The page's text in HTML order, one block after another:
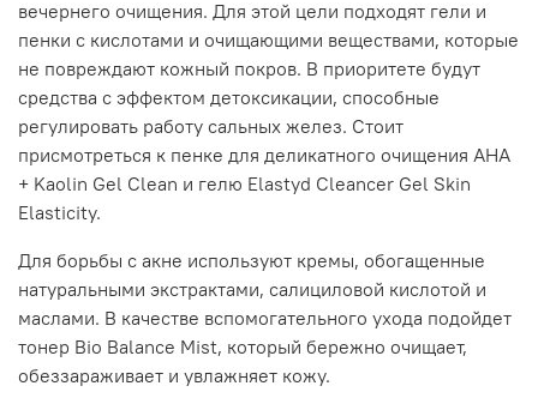
вечернего очищения. Для этой цели подходят гели и
пенки с кислотами и очищающими веществами, которые
не повреждают кожный покров. В приоритете будут
средства с эффектом детоксикации, способные
регулировать работу сальных желез. Стоит
присмотреться к пенке для деликатного очищения AHA
+ Kaolin Gel Clean и гелю Elastyd Cleancer Gel Skin
Elasticity.
Для борьбы с акне используют кремы, обогащенные
натуральными экстрактами, салициловой кислотой и
маслами. В качестве вспомогательного ухода подойдет
тонер Bio Balance Mist, который бережно очищает,
обеззараживает и увлажняет кожу.